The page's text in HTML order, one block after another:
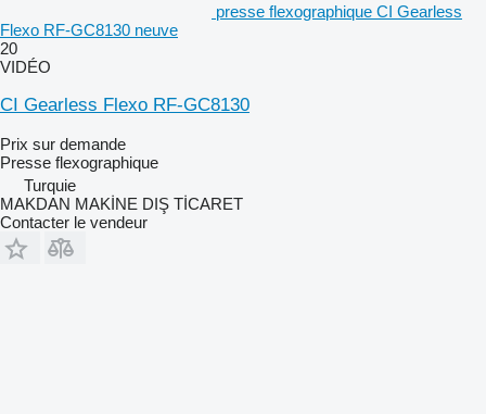
presse flexographique CI Gearless
Flexo RF-GC8130 neuve
20
VIDÉO
CI Gearless Flexo RF-GC8130
Prix sur demande
Presse flexographique
Turquie
MAKDAN MAKİNE DIŞ TİCARET
Contacter le vendeur